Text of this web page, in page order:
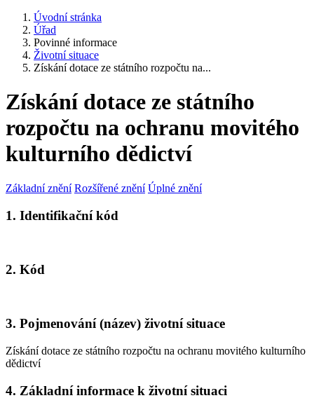
Úvodní stránka
Úřad
Povinné informace
Životní situace
Získání dotace ze státního rozpočtu na...
Získání dotace ze státního
rozpočtu na ochranu movitého
kulturního dědictví
Základní znění Rozšířené znění Úplné znění
1. Identifikační kód
2. Kód
3. Pojmenování (název) životní situace
Získání dotace ze státního rozpočtu na ochranu movitého kulturního
dědictví
4. Základní informace k životní situaci